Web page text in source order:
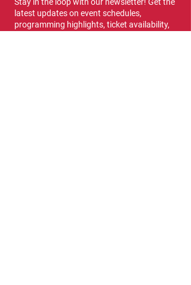
latest updates on event schedules,
programming highlights, ticket availability,